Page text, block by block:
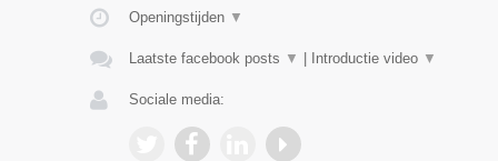
Openingstijden ▼
Laatste facebook posts ▼ Introductie video ▼
Sociale media: